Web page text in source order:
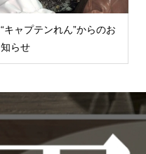
“キャプテンれん”からのお
知らせ